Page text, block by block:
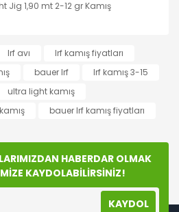
ilk yorumu siz yapın!
gördüğünüz noktaları öneri
iletebilirsiniz.
teşekkür ederiz.
bozuk veya görüntülenemiyor.
daha pahalı.
alternatifler olmalı.
lrf avı
lrf kamış fiyatları
bauer lrf
lrf kamış 3-15
ultra light kamış
bauer lrf kamış fiyatları
HABERDAR OLMAK
KAYDOLABİLİRSİNİZ!
KAYDOL